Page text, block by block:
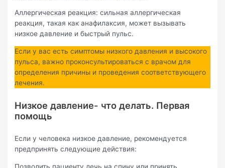
Аллергическая реакция: сильная аллергическая
реакция, такая как анафилаксия, может вызывать
низкое давление и быстрый пульс.
Если у вас есть симптомы низкого давления и высокого
пульса, важно проконсультироваться с врачом для
определения причины и проведения соответствующего
лечения.
Низкое давление- что делать. Первая
помощь
Если у человека низкое давление, рекомендуется
предпринять следующие действия: